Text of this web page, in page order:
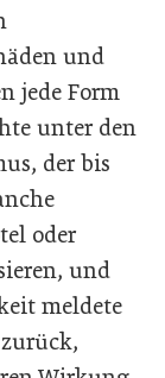
und
jede Form
unter den
der bis
oder
und
meldete